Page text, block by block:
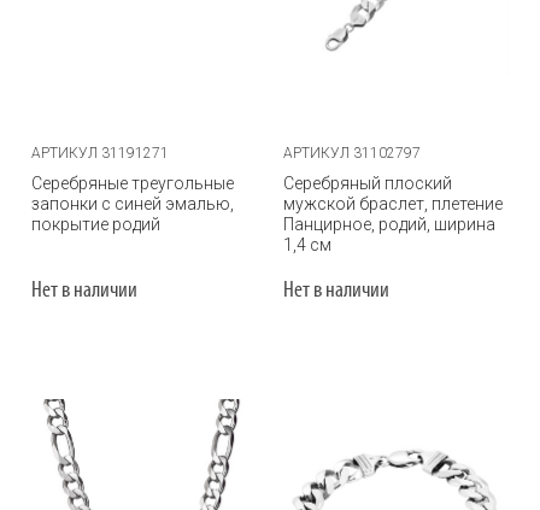
АРТИКУЛ 31191271
Серебряные треугольные
запонки с синей эмалью,
покрытие родий
Нет в наличии
АРТИКУЛ 31102797
Серебряный плоский
мужской браслет, плетение
Панцирное, родий, ширина
1,4 см
Нет в наличии